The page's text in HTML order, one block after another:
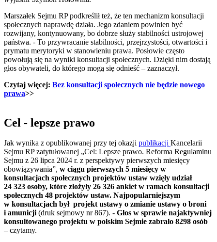
Marszałek Sejmu RP podkreślił też, że ten mechanizm konsultacji
społecznych naprawdę działa. Jego zdaniem powinien być
rozwijany, kontynuowany, bo dobrze służy stabilności ustrojowej
państwa. - To przywracanie stabilności, przejrzystości, otwartości i
prymatu merytoryki w stanowieniu prawa. Posłowie często
powołują się na wyniki konsultacji społecznych. Dzięki nim dostają
głos obywateli, do którego mogą się odnieść – zaznaczył.
Czytaj więcej: Bez konsultacji społecznych nie będzie nowego
prawa>>
Cel - lepsze prawo
Jak wynika z opublikowanej przy tej okazji publikacji Kancelarii
Sejmu RP zatytułowanej „Cel: Lepsze prawo. Reforma Regulaminu
Sejmu z 26 lipca 2024 r. z perspektywy pierwszych miesięcy
obowiązywania”, w ciągu pierwszych 5 miesięcy w
konsultacjach społecznych projektów ustaw wzięły udział
24 323 osoby, które złożyły 26 326 ankiet w ramach konsultacji
społecznych 48 projektów ustaw. Najpopularniejszym
w konsultacjach był projekt ustawy o zmianie ustawy o broni
i amunicji(druk sejmowy nr 867). - Głos w sprawie najaktywniej
konsultowanego projektu w polskim Sejmie zabrało 8298 osób
– czytamy.